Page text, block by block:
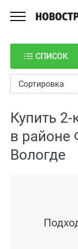
СПИСОК
Сортировка
Купить
в районе
Вологде